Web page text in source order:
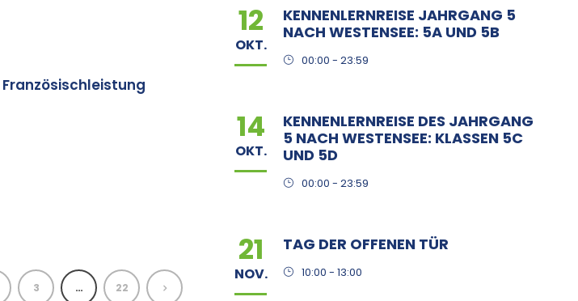
3 … 22
12
OKT.
KENNENLERNREISE JAHRGANG 5
NACH WESTENSEE: 5A UND 5B
00:00 - 23:59
14
OKT.
KENNENLERNREISE DES JAHRGANG
5 NACH WESTENSEE: KLASSEN 5C
UND 5D
00:00 - 23:59
21
NOV.
TAG DER OFFENEN TÜR
10:00 - 13:00